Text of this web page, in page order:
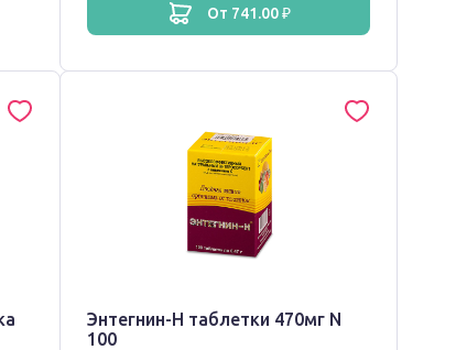
от 741.00 ₽
Энтегнин-Н таблетки 470мг N
100